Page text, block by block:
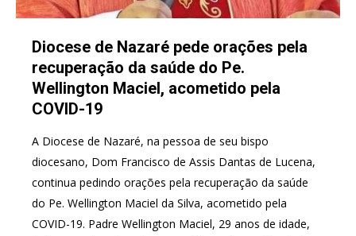
Diocese de Nazaré pede orações pela
recuperação da saúde do Pe.
Wellington Maciel, acometido pela
COVID-19
A Diocese de Nazaré, na pessoa de seu bispo
diocesano, Dom Francisco de Assis Dantas de Lucena,
continua pedindo orações pela recuperação da saúde
do Pe. Wellington Maciel da Silva, acometido pela
COVID-19. Padre Wellington Maciel, 29 anos de idade,